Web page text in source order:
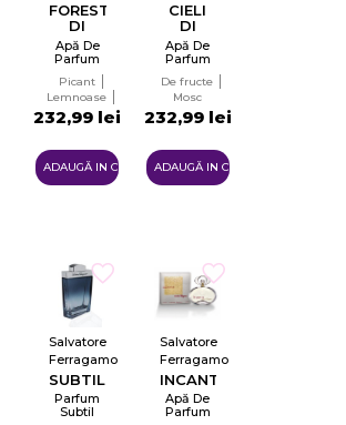
FORESTE
DI
SETA
Apă De
Parfum
EDP
Picant
Lemnoase
Verzi
Aromatice
232,99 lei
ADAUGĂ IN COŞ
CIELI
DI
SETA
Apă De
Parfum
EDP
De fructe
Mosc
232,99 lei
ADAUGĂ IN COŞ
Salvatore
Ferragamo
SUBTIL
Parfum
Subtil
Salvatore
Ferragamo
INCANTO
Apă De
Parfum